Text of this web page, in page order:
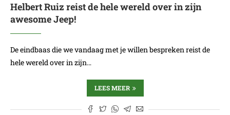
Helbert Ruiz reist de hele wereld over in zijn
awesome Jeep!
De eindbaas die we vandaag met je willen bespreken reist de
hele wereld over in zijn…
LEES MEER